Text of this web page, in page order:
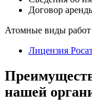
Договор
Атомные виды работ
Лицензия
нашей